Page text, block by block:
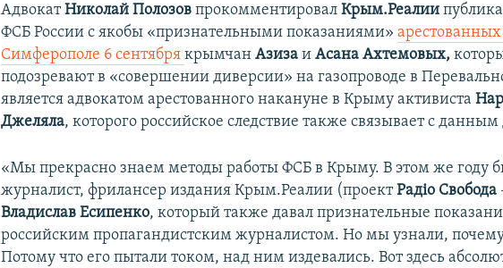
АдвокатНиколай Полозов прокомментировалКрым.Реалии
ФСБ России с якобы «признательными показаниями»арестованных
Симферополе 6 сентябрякрымчанАзиза иАсана Ахтемовых,
подозревают в «совершении диверсии» на газопроводе в
является адвокатом арестованного накануне в Крыму активиста
Джеляла, которого российское следствие также связывает с
«Мы прекрасно знаем методы работы ФСБ в Крыму. В этом же году
журналист, фрилансер издания Крым.Реалии (проектРадіо Свобода
Владислав Есипенко, который также давал признательные
российским пропагандистским журналистом. Но мы узнали,
Потому что его пытали током, над ним издевались. Вот здесь